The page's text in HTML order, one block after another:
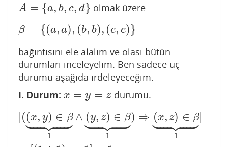
A = {a, b, c, d}
A= {a, bc,d} olmak üzere
β = {(a, a), (b, b), (c, c)}
β ={(a,a),( b,b ),(c,c)}
bağıntısını ele alalım ve olası bütün
durumları inceleyelim. Ben sadece üç
durumu aşağıda irdeleyeceğim.
I. Durum: x = y = z
x= y= z durumu.
[((x, y) ∈ β
 

 
1
∧ (y, z) ∈ β
 

 
1
) ⇒ (x, z) ∈ β
 

 
1
]
(( x,y) ∈β ⏟1 ∧(y,z ∈β ⏟1 ⇒ x,z) ∈β ⏟1]≡ [(1 ∧1 )⇒